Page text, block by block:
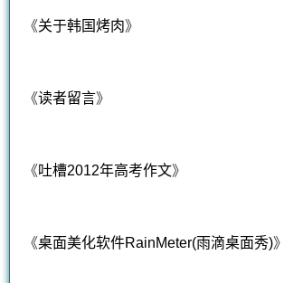
《关于韩国烤肉》
《读者留言》
《吐槽2012年高考作文》
《桌面美化软件RainMeter(雨滴桌面秀)》